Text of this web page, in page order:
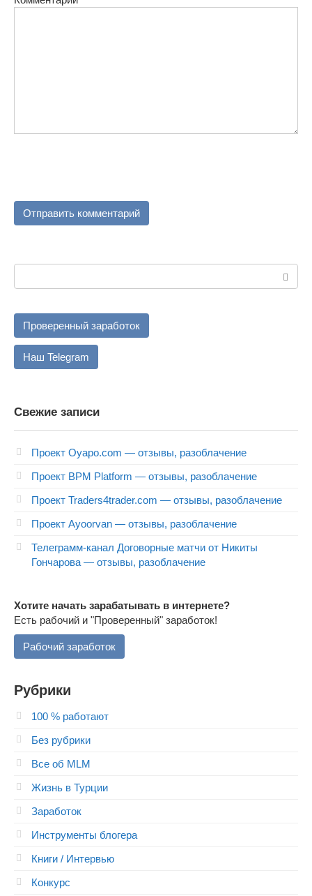
Проверенный заработок
Наш Telegram
Свежие записи
Проект Oyapo.com — отзывы, разоблачение
Проект BPM Platform — отзывы, разоблачение
Проект Traders4trader.com — отзывы, разоблачение
Проект Ayoorvan — отзывы, разоблачение
Телеграмм-канал Договорные матчи от Никиты
Гончарова — отзывы, разоблачение
Хотите начать зарабатывать в интернете?
Есть рабочий и "Проверенный" заработок!
Рабочий заработок
Рубрики
100 % работают
Без рубрики
Все об MLM
Жизнь в Турции
Заработок
Инструменты блогера
Книги / Интервью
Конкурс